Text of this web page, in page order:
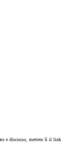
e discusso, mettete lì il link